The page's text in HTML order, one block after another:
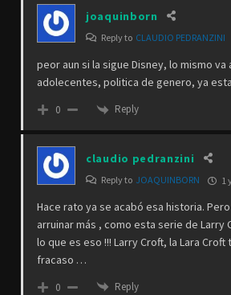
joaquinborn
Reply to CLAUDIO PEDRANZINI
peor aun si la sigue Disney, lo mismo va
adolecentes, politica de genero, ya
0 Reply
claudio pedranzini
Reply to JOAQUINBORN 1
Hace rato ya se acabó esa historia.
arruinar más , como esta serie de Larry
lo que es eso !!! Larry Croft, la Lara Croft
fracaso …
0 Reply